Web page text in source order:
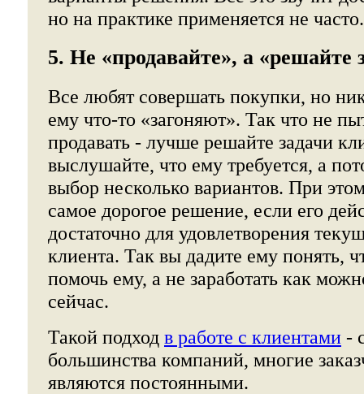
но на практике применяется не часто.
5. Не «продавайте», а «решайте
Все любят совершать покупки, но
ему что-то «загоняют». Так что не
продавать - лучше решайте задачи
выслушайте, что ему требуется, а
выбор несколько вариантов. При
самое дорогое решение, если его
достаточно для удовлетворения
клиента. Так вы дадите ему понять,
помочь ему, а не заработать как
сейчас.
Такой подход в работе с клиентами -
большинства компаний, многие
являются постоянными.